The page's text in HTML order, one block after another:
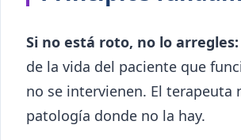
Si no está roto, no lo arregles:
de la vida del paciente que
no se intervienen. El terapeuta
patología donde no la hay.